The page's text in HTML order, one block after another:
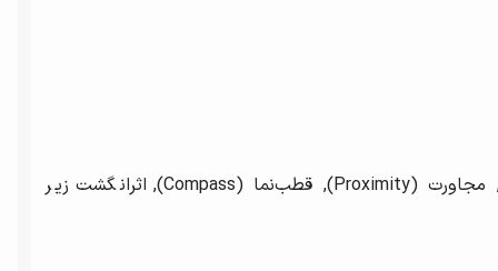
ژیروسکوپ (Gyro), شتاب‌سنج (Accelerometer), مجاورت (Proximity), قطب‌نما (Compass), اثرانگشت زیر